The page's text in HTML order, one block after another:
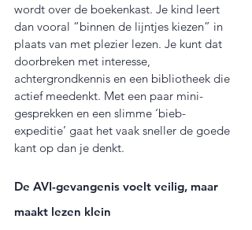
wordt over de boekenkast. Je kind leert
dan vooral “binnen de lijntjes kiezen” in
plaats van met plezier lezen. Je kunt dat
doorbreken met interesse,
achtergrondkennis en een bibliotheek die
actief meedenkt. Met een paar mini-
gesprekken en een slimme ‘bieb-
expeditie’ gaat het vaak sneller de goede
kant op dan je denkt.
De AVI-gevangenis voelt veilig, maar
maakt lezen klein